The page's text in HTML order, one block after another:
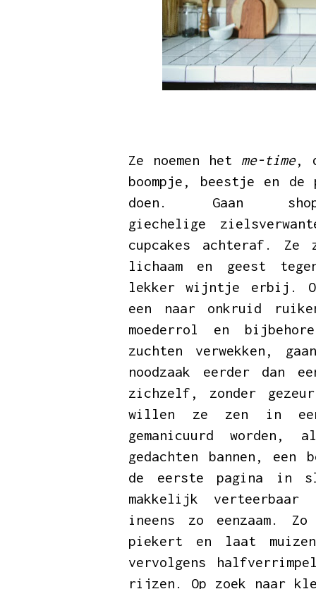
Ze noemen het me-time,
boompje, beestje en de
doen. Gaan
giechelige
cupcakes achteraf.
lichaam en geest
lekker wijntje erbij.
een naar onkruid
moederrol en
zuchten verwekken,
noodzaak eerder dan
zichzelf, zonder
willen ze zen in een
gemanicuurd
gedachten bannen,
de eerste pagina in
makkelijk
ineens zo eenzaam.
piekert en laat
vervolgens
rijzen. Op zoek naar